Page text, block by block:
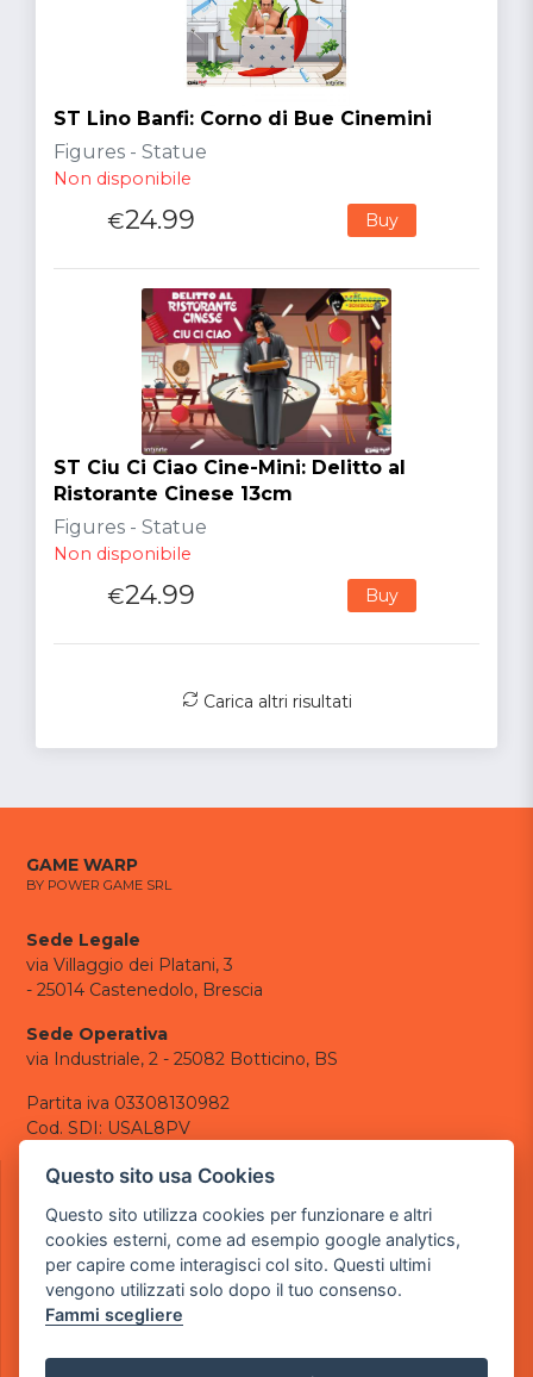
ST Lino Banfi: Corno di Bue Cinemini
Figures - Statue
Non disponibile
€24.99 Buy
ST Ciu Ci Ciao Cine-Mini: Delitto al
Ristorante Cinese 13cm
Figures - Statue
Non disponibile
€24.99 Buy
Carica altri risultati
GAME WARP
BY POWER GAME SRL
Sede Legale
via Villaggio dei Platani, 3
- 25014 Castenedolo, Brescia
Sede Operativa
via Industriale, 2 - 25082 Botticino, BS
Partita iva 03308130982
Cod. SDI: USAL8PV
CONTATTI
tel.: +39 030 376 2377
tel.: +39 030 336 6259
pec:powergamesrl@legalmail.it
LINK UTILI
Questo sito usa Cookies
Questo sito utilizza cookies per funzionare e altri
cookies esterni, come ad esempio google analytics,
per capire come interagisci col sito. Questi ultimi
vengono utilizzati solo dopo il tuo consenso.
Fammi scegliere